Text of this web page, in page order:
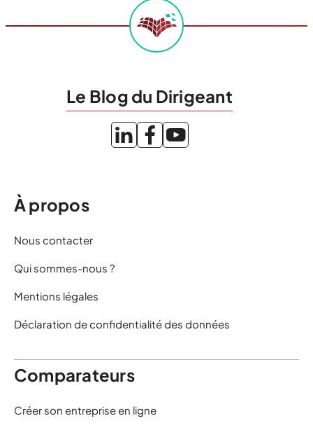
Le Blog du Dirigeant
À propos
Nous contacter
Qui sommes-nous ?
Mentions légales
Déclaration de confidentialité des données
Comparateurs
Créer son entreprise en ligne